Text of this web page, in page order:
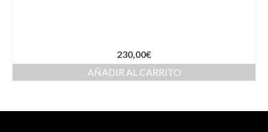
230,00€
AÑADIR AL CARRITO